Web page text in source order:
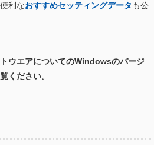
利なおすすめセッティングデータ も公
ウエアについてのWindowsのバージ
ください。